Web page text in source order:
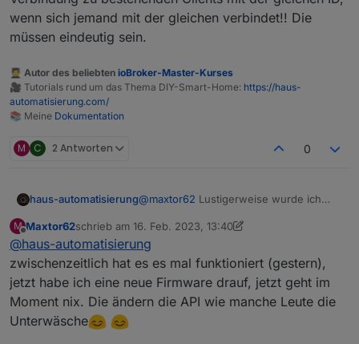
wenn sich jemand mit der gleichen verbindet!! Die
müssen eindeutig sein.
🧑‍🎓 Autor des beliebten ioBroker-Master-Kurses
🎥 Tutorials rund um das Thema DIY-Smart-Home: https://haus-
automatisierung.com/
📚 Meine Dokumentation
M C 2 Antworten 0
haus-automatisierung@maxtor62 Lustigerweise wurde ich
meine Config hier geteilt habe.
Wichtiger Hinweis: Bitte denkt euch
eine eigene, eindeutige Client-ID aus!
Nicht aus irgendwelchen Screenshots
hier abschreiben.
Der MQTT-Broker schließt
wahrscheinlich die Verbindung zu
bestehenden Clients mit der gleichen ID,
wenn sich jemand mit der gleichen
M
Offline
Maxtor62schrieb am 16. Feb. 2023, 13:40
zuletzt editiert von Maxtor62
@haus-automatisierung
zwischenzeitlich hat es es mal funktioniert (gestern),
jetzt habe ich eine neue Firmware drauf, jetzt geht im
Moment nix. Die ändern die API wie manche Leute die
Unterwäsche